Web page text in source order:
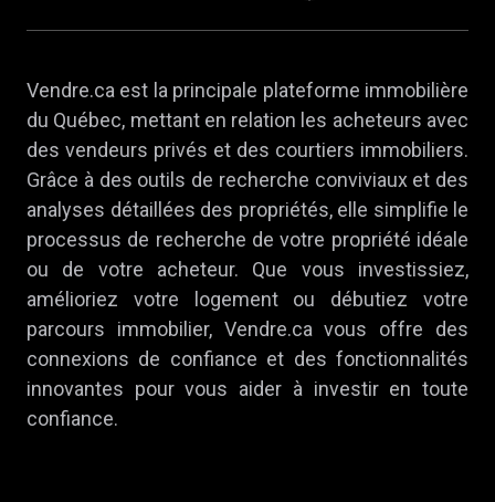
Vendre.ca est la principale plateforme immobilière
du Québec, mettant en relation les acheteurs avec
des vendeurs privés et des courtiers immobiliers.
Grâce à des outils de recherche conviviaux et des
analyses détaillées des propriétés, elle simplifie le
processus de recherche de votre propriété idéale
ou de votre acheteur. Que vous investissiez,
amélioriez votre logement ou débutiez votre
parcours immobilier, Vendre.ca vous offre des
connexions de confiance et des fonctionnalités
innovantes pour vous aider à investir en toute
confiance.